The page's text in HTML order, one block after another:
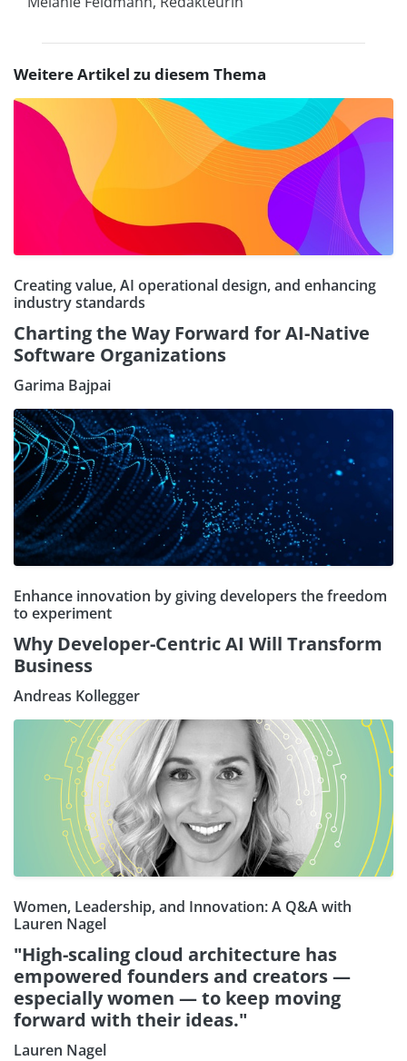
Weitere Artikel zu diesem Thema
Creating value, AI operational design, and enhancing
industry standards
Charting the Way Forward for AI-Native
Software Organizations
Garima Bajpai
Enhance innovation by giving developers the freedom
to experiment
Why Developer-Centric AI Will Transform
Business
Andreas Kollegger
Women, Leadership, and Innovation: A Q&A with
Lauren Nagel
"High-scaling cloud architecture has
empowered founders and creators —
especially women — to keep moving
forward with their ideas."
Lauren Nagel